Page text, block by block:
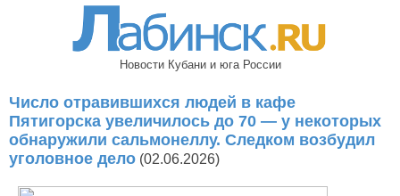
Новости Кубани и юга России
Число отравившихся людей в кафе
Пятигорска увеличилось до 70 — у некоторых
обнаружили сальмонеллу. Следком возбудил
уголовное дело (02.06.2026)